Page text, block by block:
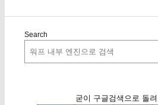
Search
굳이 구글검색으로 돌